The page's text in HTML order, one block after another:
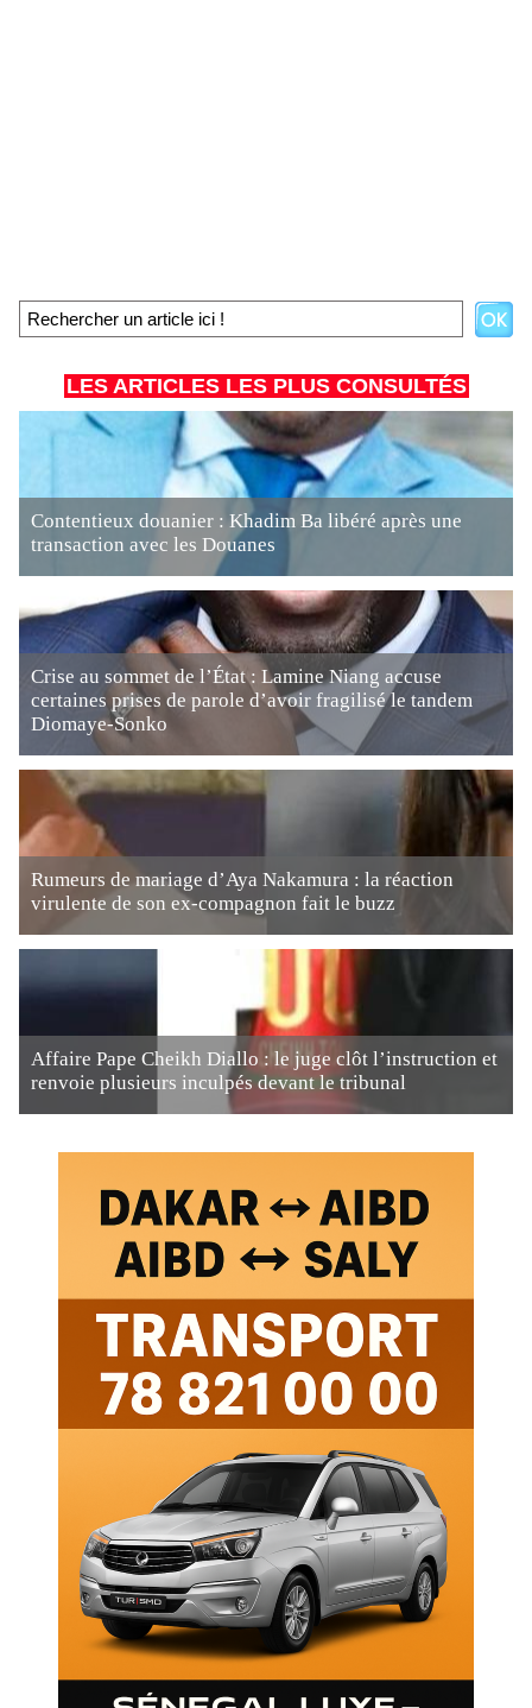
LES ARTICLES LES PLUS CONSULTÉS
Contentieux douanier : Khadim Ba libéré après une
transaction avec les Douanes
Crise au sommet de l’État : Lamine Niang accuse
certaines prises de parole d’avoir fragilisé le tandem
Diomaye-Sonko
Rumeurs de mariage d’Aya Nakamura : la réaction
virulente de son ex-compagnon fait le buzz
Affaire Pape Cheikh Diallo : le juge clôt l’instruction et
renvoie plusieurs inculpés devant le tribunal